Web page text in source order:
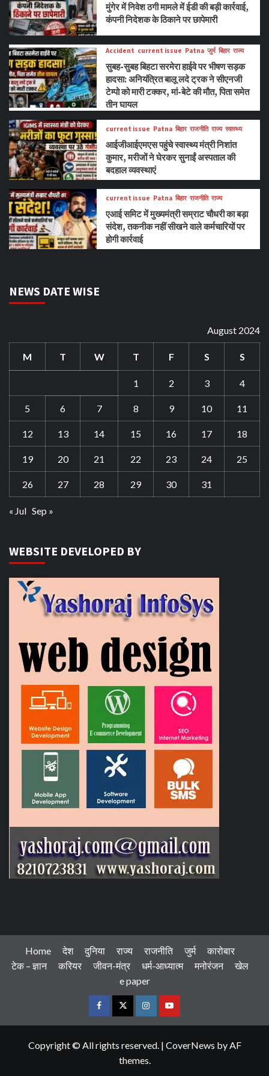
मुंगेर में निवेश ठगी मामले में ईडी की बड़ी कार्रवाई,
कंपनी निदेशक के ठिकाने पर छापेमारी
Accident current issue Patna जुर्म बिहार राज्य
सुबह-सुबह बिहटा सरमेरा हाईवे पर भीषण सड़क
हादसा: अनियंत्रित बालू लदे ट्रक ने सीएनजी
टेम्पो को मारी टक्कर, मां-बेटे की मौत, पिता समेत
तीन घायल
current issue Patna बिहार राजनीति राज्य स्वास्थ्य
आईजीआईएमएस पहुंचे स्वास्थ्य मंत्री निशांत
कुमार, मरीजों ने घेरकर सुनाईं अस्पताल की
बदहाल व्यवस्थाएं
current issue Patna बिहार राजनीति राज्य
एआई समिट में मुख्यमंत्री सम्राट चौधरी का बड़ा
संदेश, तकनीक नहीं सीखने वाले कर्मचारियों पर
होगी कार्रवाई
NEWS DATE WISE
August 2024
M T W T F S S
1 2 3 4
5 6 7 8 9 10 11
12 13 14 15 16 17 18
19 20 21 22 23 24 25
26 27 28 29 30 31
« Jul Sep »
WEBSITE DEVELOPED BY
Home देश दुनिया राज्य राजनीति जुर्म
कारोबार
टेक – ज्ञान
करियर जीवन-मंत्र धर्म-आध्यात्म मनोरंजन
खेल
e paper
FacebookTwitterInstagramYoutube
Copyright © All rights reserved. | CoverNews by AF
themes.